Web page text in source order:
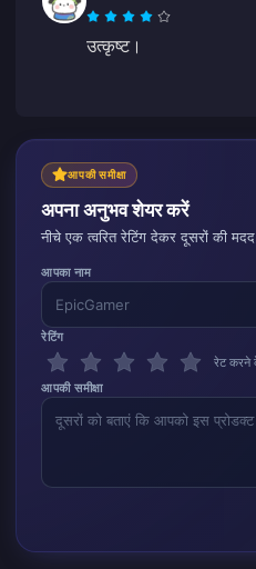
उत्कृष्ट।
आपकी समीक्षा
अपना अनुभव शेयर करें
नीचे एक त्वरित रेटिंग देकर दूसरों की
आपका नाम
रेटिंग
रेट करने
आपकी समीक्षा